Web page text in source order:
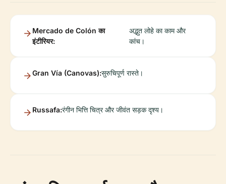
Mercado de Colón का
इंटीरियर:
अद्भुत लोहे का काम और
कांच।
Gran Vía (Canovas):सुरुचिपूर्ण रास्ते।
Russafa:रंगीन भित्ति चित्र और जीवंत सड़क दृश्य।